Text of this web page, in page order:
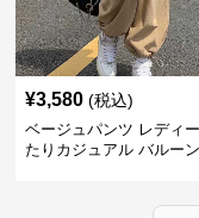
¥3,580 (税込)
ベージュパンツ レディ
たりカジュアル バルー